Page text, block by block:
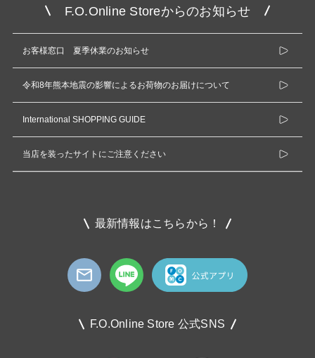
F.O.Online Storeからのお知らせ
お客様窓口 夏季休業のお知らせ
令和8年熊本地震の影響によるお荷物のお届けについて
International SHOPPING GUIDE
当店を装ったサイトにご注意ください
最新情報はこちらから！
F.O.Online Store 公式SNS